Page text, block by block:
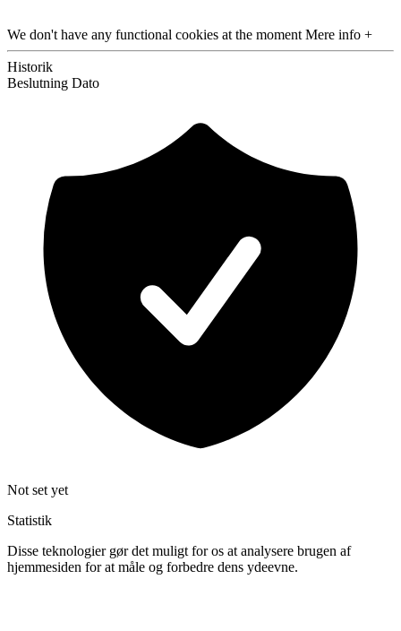
We don't have any functional cookies at the moment Mere info +
Historik
Beslutning Dato
Not set yet
Statistik
Disse teknologier gør det muligt for os at analysere brugen af
hjemmesiden for at måle og forbedre dens ydeevne.